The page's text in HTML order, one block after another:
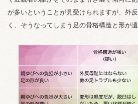
が多いということが見受けられますが、外
く、そうなってしまう足の骨格構造と形が